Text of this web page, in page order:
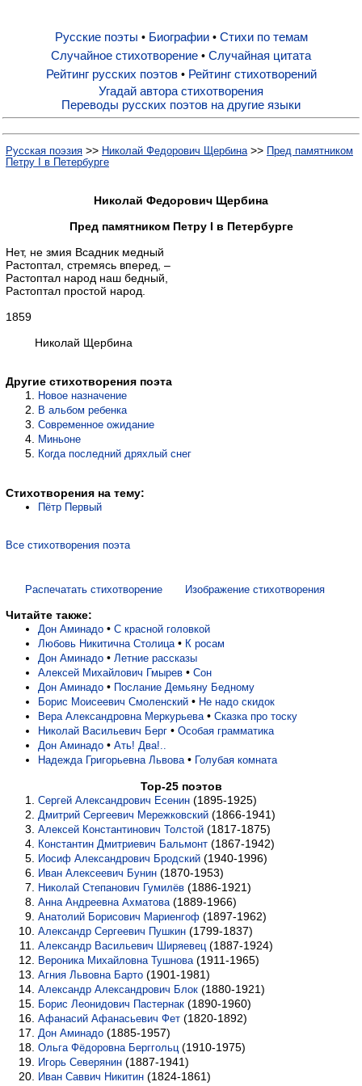
Русские поэты
Биографии
Стихи по темам
Случайная цитата
Рейтинг русских поэтов
Русские поэты • Биографии• Стихи по темам
Случайное стихотворение • Случайная цитата
Рейтинг русских поэтов• Рейтинг стихотворений
Угадай автора стихотворения
Переводы русских поэтов на другие языки
Русская поэзия >> Николай Федорович Щербина >> Пред памятником
Петру I в Петербурге
Николай Федорович Щербина
Пред памятником Петру I в Петербурге
Нет, не змия Всадник медный
Растоптал, стремясь вперед, –
Растоптал народ наш бедный,
Растоптал простой народ.
1859
Николай Щербина
Другие стихотворения поэта
Новое назначение
В альбом ребенка
Современное ожидание
Миньоне
Когда последний дряхлый снег
Стихотворения на тему:
Пётр Первый
Все стихотворения поэта
Распечатать стихотворение Изображение стихотворения
Читайте также:
Дон Аминадо • С красной головкой
Любовь Никитична Столица • К росам
Дон Аминадо • Летние рассказы
Алексей Михайлович Гмырев • Сон
Дон Аминадо • Послание Демьяну Бедному
Борис Моисеевич Смоленский • Не надо скидок
Вера Александровна Меркурьева • Сказка про тоску
Николай Васильевич Берг • Особая грамматика
Дон Аминадо • Ать! Два!..
Надежда Григорьевна Львова • Голубая комната
Top-25 поэтов
Сергей Александрович Есенин (1895-1925)
Дмитрий Сергеевич Мережковский (1866-1941)
Алексей Константинович Толстой (1817-1875)
Константин Дмитриевич Бальмонт (1867-1942)
Иосиф Александрович Бродский (1940-1996)
Иван Алексеевич Бунин (1870-1953)
Николай Степанович Гумилёв (1886-1921)
Анна Андреевна Ахматова (1889-1966)
Анатолий Борисович Мариенгоф (1897-1962)
Александр Сергеевич Пушкин (1799-1837)
Александр Васильевич Ширяевец (1887-1924)
Вероника Михайловна Тушнова (1911-1965)
Агния Львовна Барто (1901-1981)
Александр Александрович Блок (1880-1921)
Борис Леонидович Пастернак (1890-1960)
Афанасий Афанасьевич Фет (1820-1892)
Дон Аминадо (1885-1957)
Ольга Фёдоровна Берггольц (1910-1975)
Игорь Северянин (1887-1941)
Иван Саввич Никитин (1824-1861)